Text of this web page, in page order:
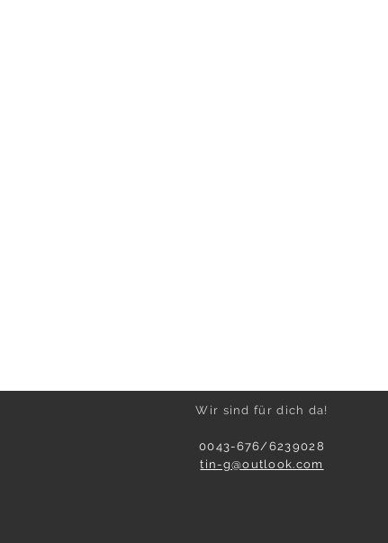
Wir sind für dich da!
0043-676/6239028
tin-g@outlook.com